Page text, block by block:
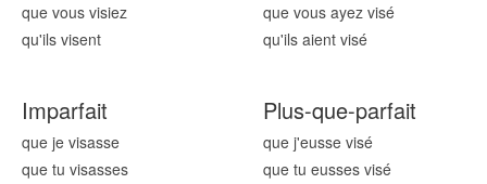
que vous visiez
qu'ils visent
que vous ayez visé
qu'ils aient visé
Imparfait
que je visasse
que tu visasses
Plus-que-parfait
que j'eusse visé
que tu eusses visé